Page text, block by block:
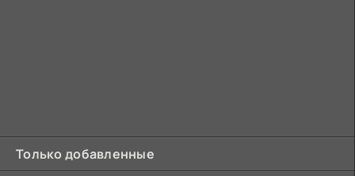
Только добавленные